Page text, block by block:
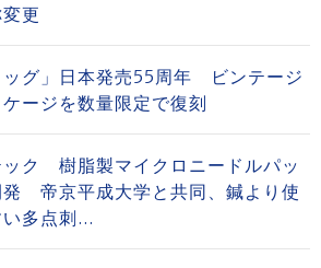
更
ッグ」日本発売55周年 ビンテージ
ージを数量限定で復刻
ック 樹脂製マイクロニードルパッ
発 帝京平成大学と共同、鍼より使
多点刺...